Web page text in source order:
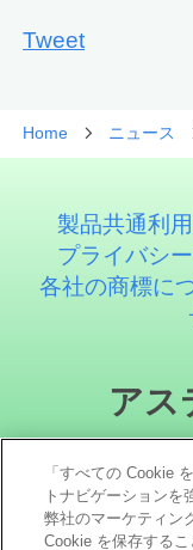
Tweet
Home ニュース
製品共通利
プライバシ
各社の商標に
アス
「すべての Cookie
トナビゲーションを
弊社のマーケティン
Cookie を保存するこ